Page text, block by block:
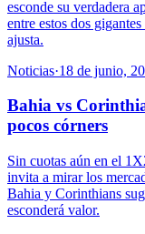
esconde su verdadera
entre estos dos
ajusta.
Noticias·18 de junio,
Bahia vs
pocos córners
Sin cuotas aún en el
invita a mirar los
Bahia y Corinthians
esconderá valor.